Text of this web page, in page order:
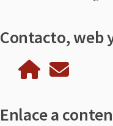
Contacto, web
Enlace a